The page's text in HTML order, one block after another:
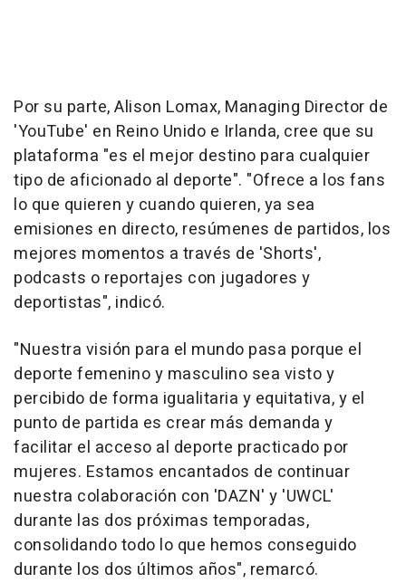
Por su parte, Alison Lomax, Managing Director de
'YouTube' en Reino Unido e Irlanda, cree que su
plataforma "es el mejor destino para cualquier
tipo de aficionado al deporte". "Ofrece a los fans
lo que quieren y cuando quieren, ya sea
emisiones en directo, resúmenes de partidos, los
mejores momentos a través de 'Shorts',
podcasts o reportajes con jugadores y
deportistas", indicó.
"Nuestra visión para el mundo pasa porque el
deporte femenino y masculino sea visto y
percibido de forma igualitaria y equitativa, y el
punto de partida es crear más demanda y
facilitar el acceso al deporte practicado por
mujeres. Estamos encantados de continuar
nuestra colaboración con 'DAZN' y 'UWCL'
durante las dos próximas temporadas,
consolidando todo lo que hemos conseguido
durante los dos últimos años", remarcó.